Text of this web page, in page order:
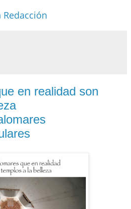
Redacción
en realidad son